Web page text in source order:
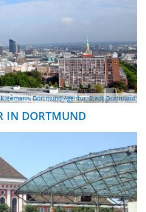
Dortmund-Agentur, Stadt Dortmund
IN DORTMUND